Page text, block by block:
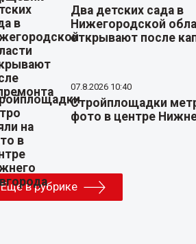
Два детских сада в
Нижегородской
открывают после
07.8.2026 10:40
Стройплощадки
фото в центре
Еще в рубрике